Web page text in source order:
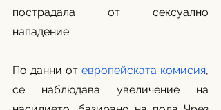
пострадала от сексуално
нападение.
По данни от европейската комисия,
се наблюдава увеличение на